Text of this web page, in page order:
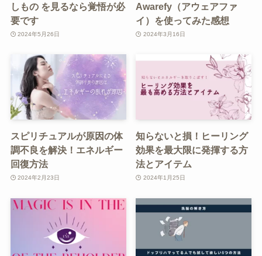
しもの を見るなら覚悟が必
要です
2024年5月26日
Awarefy（アウェアファ
イ）を使ってみた感想
2024年3月16日
スピリチュアルが原因の体
調不良を解決！エネルギー
回復方法
2024年2月23日
知らないと損！ヒーリング
効果を最大限に発揮する方
法とアイテム
2024年1月25日